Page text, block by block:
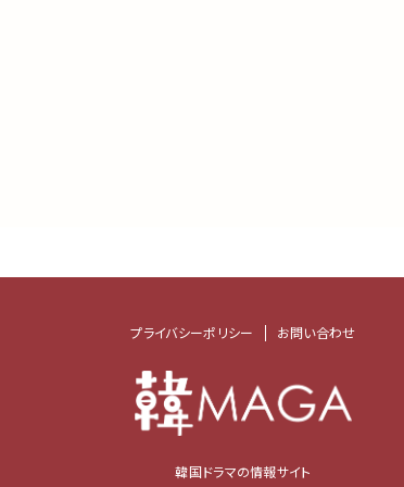
プライバシーポリシー お問い合わせ
韓国ドラマの情報サイト